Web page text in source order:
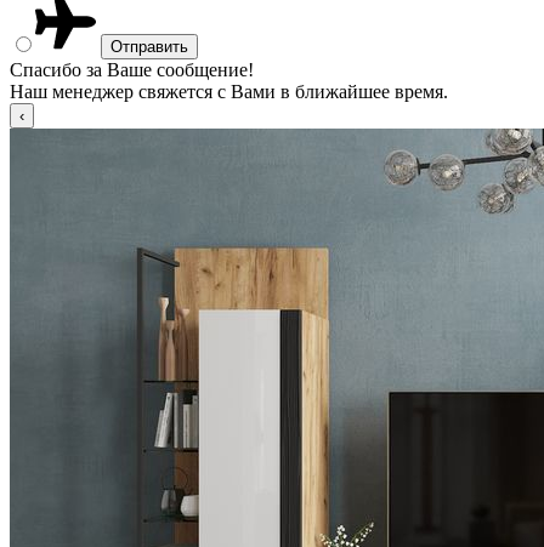
Спасибо за Ваше сообщение!
Наш менеджер свяжется с Вами в ближайшее время.